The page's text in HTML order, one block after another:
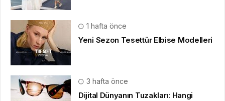
1 hafta önce
Yeni Sezon Tesettür Elbise Modelleri
3 hafta önce
Dijital Dünyanın Tuzakları: Hangi